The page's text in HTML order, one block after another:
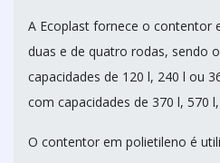
A Ecoplast fornece o contentor
duas e de quatro rodas, sendo
capacidades de 120 l, 240 l ou
com capacidades de 370 l, 570
O contentor em polietileno é